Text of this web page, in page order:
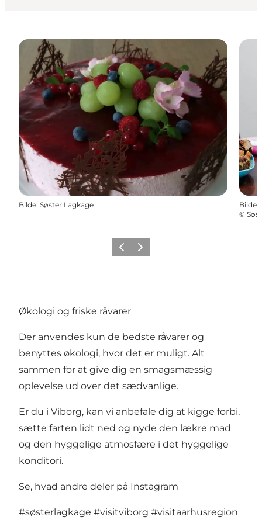
Bilde: Søster Lagkage Bilde:
©
ForrigeNeste
Økologi og friske råvarer
Der anvendes kun de bedste råvarer og
benyttes økologi, hvor det er muligt. Alt
sammen for at give dig en smagsmæssig
oplevelse ud over det sædvanlige.
Er du i Viborg, kan vi anbefale dig at kigge forbi,
sætte farten lidt ned og nyde den lækre mad
og den hyggelige atmosfære i det hyggelige
konditori.
Se, hvad andre deler på Instagram
#søsterlagkage #visitviborg #visitaarhusregion